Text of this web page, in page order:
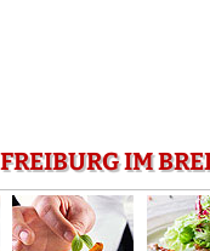
IM